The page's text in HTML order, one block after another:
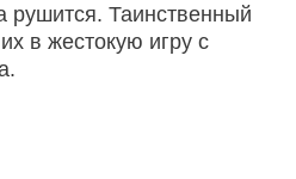
рушится. Таинственный
в жестокую игру с